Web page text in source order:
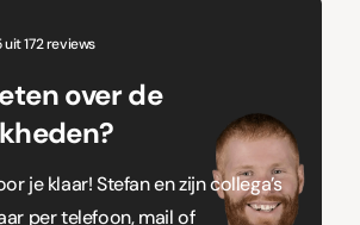
uit 172 reviews
over de
je klaar! Stefan en zijn collega’s
per telefoon, mail of